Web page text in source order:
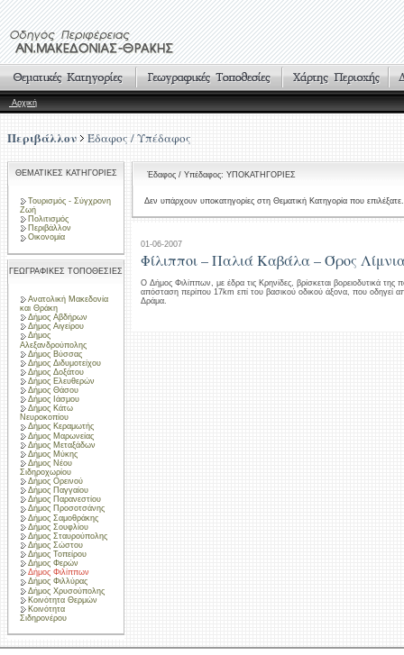
Αρχική
Περιβάλλον Έδαφος / Υπέδαφος
ΘΕΜΑΤΙΚΕΣ ΚΑΤΗΓΟΡΙΕΣ
Τουρισμός - Σύγχρονη
Ζωή
Πολιτισμός
Περιβάλλον
Οικονομία
ΓΕΩΓΡΑΦΙΚΕΣ ΤΟΠΟΘΕΣΙΕΣ
Ανατολική Μακεδονία
και Θράκη
Δήμος Αβδήρων
Δήμος Αιγείρου
Δήμος
Αλεξανδρούπολης
Δήμος Βύσσας
Δήμος Διδυμοτείχου
Δήμος Δοξάτου
Δήμος Ελευθερών
Δήμος Θάσου
Δήμος Ιάσμου
Δήμος Κάτω
Νευροκοπίου
Δήμος Κεραμωτής
Δήμος Μαρωνείας
Δήμος Μεταξάδων
Δήμος Μύκης
Δήμος Νέου
Σιδηροχωρίου
Δήμος Ορεινού
Δήμος Παγγαίου
Δήμος Παρανεστίου
Δήμος Προσοτσάνης
Δήμος Σαμοθράκης
Δήμος Σουφλίου
Δήμος Σταυρούπολης
Δήμος Σώστου
Δήμος Τοπείρου
Δήμος Φερών
Δήμος Φιλίππων
Δήμος Φιλλύρας
Δήμος Χρυσούπολης
Κοινότητα Θερμών
Κοινότητα
Σιδηρονέρου
Έδαφος / Υπέδαφος: ΥΠΟΚΑΤΗΓΟΡΙΕΣ
Δεν υπάρχουν υποκατηγορίες στη Θεματική Κατηγορία που επιλέξατε.
01-06-2007
Φίλιπποι – Παλιά Καβάλα – Όρος
Ο Δήμος Φιλίππων, με έδρα τις Κρηνίδες, βρίσκεται βορειοδυτικά της
απόσταση περίπου 17km επί του βασικού οδικού άξονα, που οδηγεί
Δράμα.